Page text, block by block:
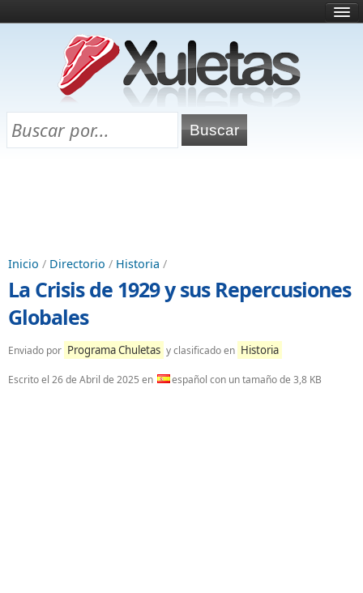
¿Qué es esto?
Directorio
Chuletas para exámenes
Inicio / Directorio / Historia /
La Crisis de 1929 y sus Repercusiones
Globales
Enviado por Programa Chuletas y clasificado en Historia
Escrito el 26 de Abril de 2025 en español con un tamaño de 3,8 KB